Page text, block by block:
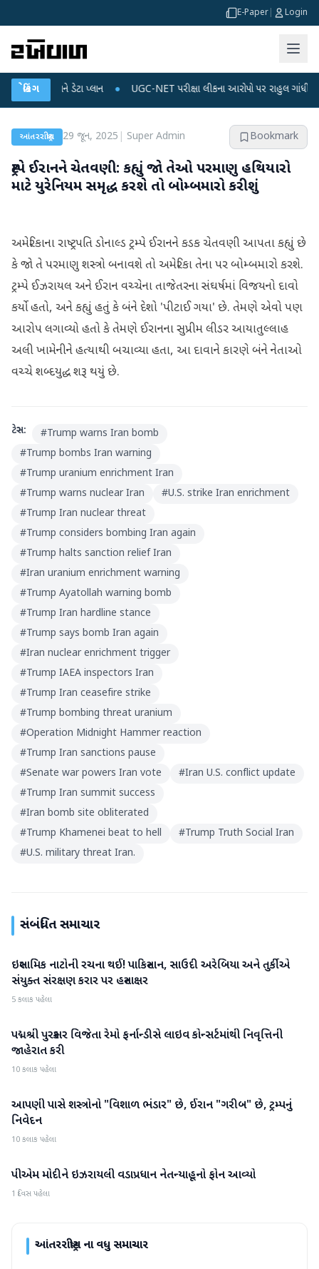
E-Paper Login
બ્રેકિંગ
અને ડેટા પ્લાન ● UGC-NET પરીક્ષા લીકના આરોપો પર રાહુલ ગાંધીએ કેન્દ્ર પર
આંતરરાષ્ટ્રીય 29 જૂન, 2025 Super Admin Bookmark
ટ્રમ્પે ઈરાનને ચેતવણી: કહ્યું જો તેઓ પરમાણુ હથિયારો
માટે યુરેનિયમ સમૃદ્ધ કરશે તો બોમ્બમારો કરીશું
અમેરિકાના રાષ્ટ્રપતિ ડોનાલ્ડ ટ્રમ્પે ઈરાનને કડક ચેતવણી આપતા કહ્યું છે
કે જો તે પરમાણુ શસ્ત્રો બનાવશે તો અમેરિકા તેના પર બોમ્બમારો કરશે.
ટ્રમ્પે ઈઝરાયલ અને ઈરાન વચ્ચેના તાજેતરના સંઘર્ષમાં વિજયનો દાવો
કર્યો હતો, અને કહ્યું હતું કે બંને દેશો 'પીટાઈ ગયા' છે. તેમણે એવો પણ
આરોપ લગાવ્યો હતો કે તેમણે ઈરાનના સુપ્રીમ લીડર આયાતુલ્લાહ
અલી ખામેનીને હત્યાથી બચાવ્યા હતા, આ દાવાને કારણે બંને નેતાઓ
વચ્ચે શબ્દયુદ્ધ શરૂ થયું છે.
ટેગ્સ: #Trump warns Iran bomb
#Trump bombs Iran warning
#Trump uranium enrichment Iran
#Trump warns nuclear Iran #U.S. strike Iran enrichment
#Trump Iran nuclear threat
#Trump considers bombing Iran again
#Trump halts sanction relief Iran
#Iran uranium enrichment warning
#Trump Ayatollah warning bomb
#Trump Iran hardline stance
#Trump says bomb Iran again
#Iran nuclear enrichment trigger
#Trump IAEA inspectors Iran
#Trump Iran ceasefire strike
#Trump bombing threat uranium
#Operation Midnight Hammer reaction
#Trump Iran sanctions pause
#Senate war powers Iran vote #Iran U.S. conflict update
#Trump Iran summit success
#Iran bomb site obliterated
#Trump Khamenei beat to hell #Trump Truth Social Iran
#U.S. military threat Iran.
સંબંધિત સમાચાર
આંતરરાષ્ટ્રીય
ઇસ્લામિક નાટોની રચના થઈ! પાકિસ્તાન, સાઉદી અરેબિયા અને તુર્કીએ
સંયુક્ત સંરક્ષણ કરાર પર હસ્તાક્ષર
5 કલાક પહેલા
આંતરરાષ્ટ્રીય
પદ્મશ્રી પુરસ્કાર વિજેતા રેમો ફર્નાન્ડીસે લાઇવ કોન્સર્ટમાંથી નિવૃત્તિની
જાહેરાત કરી
10 કલાક પહેલા
આંતરરાષ્ટ્રીય
આપણી પાસે શસ્ત્રોનો "વિશાળ ભંડાર" છે, ઈરાન "ગરીબ" છે, ટ્રમ્પનું
નિવેદન
10 કલાક પહેલા
આંતરરાષ્ટ્રીય
પીએમ મોદીને ઇઝરાયલી વડાપ્રધાન નેતન્યાહૂનો ફોન આવ્યો
1 દિવસ પહેલા
આંતરરાષ્ટ્રીયના વધુ સમાચાર